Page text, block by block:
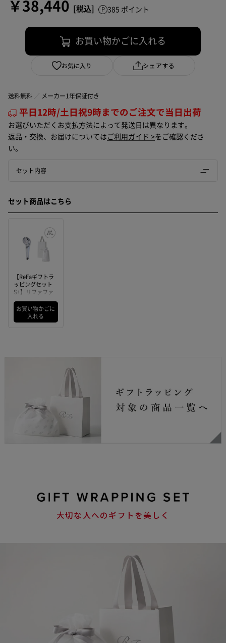
￥38,440 385 ポイント
お買い物かごに入れる
お気に入り シェアする
送料無料 メーカー1年保証付き
平日12時/土日祝9時までのご注文で当日出荷
お選びいただくお支払方法によって発送日は異なります。
返品・交換、お届けについては ご利用ガイド >をご確認くださ
い。
セット内容
セット商品はこちら
【ReFaギフトラ
ッピングセット
S+】リファファ
（ホワイト）
お買い物かごに
入れる
大切な人へのギフトを美しく